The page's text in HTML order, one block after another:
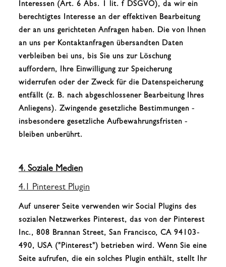
Interessen (Art. 6 Abs. 1 lit. f DSGVO), da wir ein
berechtigtes Interesse an der effektiven Bearbeitung
der an uns gerichteten Anfragen haben. Die von Ihnen
an uns per Kontaktanfragen übersandten Daten
verbleiben bei uns, bis Sie uns zur Löschung
auffordern, Ihre Einwilligung zur Speicherung
widerrufen oder der Zweck für die Datenspeicherung
entfällt (z. B. nach abgeschlossener Bearbeitung Ihres
Anliegens). Zwingende gesetzliche Bestimmungen -
insbesondere gesetzliche Aufbewahrungsfristen -
bleiben unberührt.
4. Soziale Medien
4.1 Pinterest Plugin
Auf unserer Seite verwenden wir Social Plugins des
sozialen Netzwerkes Pinterest, das von der Pinterest
Inc., 808 Brannan Street, San Francisco, CA 94103-
490, USA ("Pinterest") betrieben wird. Wenn Sie eine
Seite aufrufen, die ein solches Plugin enthält, stellt Ihr